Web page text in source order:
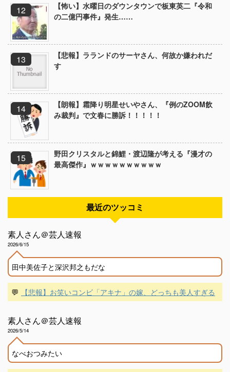
【怖い】水曜日のダウンタウンで板東英二『令和
の二億円事件』発生……
【悲報】ラランドのサーヤさん、何故か嫌われだ
す
【朗報】霜降り明星せいやさん、『例のZOOM飲
み裁判』で文春に勝訴！！！！！
野田クリスタルと錦鯉・渡辺隆が考える『漫才の
最高傑作』ｗｗｗｗｗｗｗｗｗｗ
最近のツッコミ
素人さん＠芸人速報
2026/6/15
田中美佐子と深沢邦之もだな
💬 【悲報】お笑いコンビ「アキナ」の嫁、どっちも美人すぎる
素人さん＠芸人速報
2026/5/14
なべおつみたい